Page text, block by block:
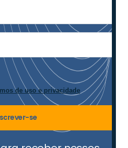
de uso e privacidade
se